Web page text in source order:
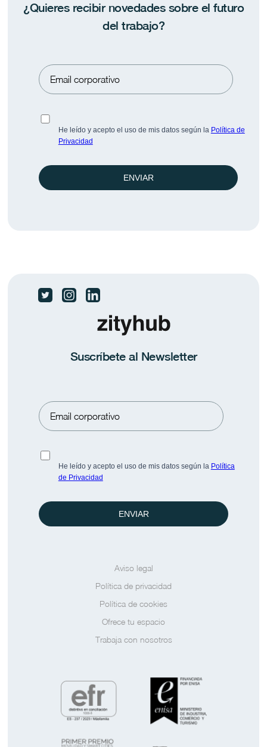
Pulse BeFlex · Espacio-Tiempo 2026
empresas BeFlex.
Las dos Españas ante el fin de curso
El 83,4% de los ocupados no teletrabaja nunca.
Prensa Saber más
¿Quieres recibir novedades sobre el futuro
del trabajo?
He leído y acepto el uso de mis datos según la Política de
Privacidad
ENVIAR
Suscríbete al Newsletter
He leído y acepto el uso de mis datos según la Política
de Privacidad
ENVIAR
Aviso legal
Política de privacidad
Política de cookies
Ofrece tu espacio
Trabaja con nosotros